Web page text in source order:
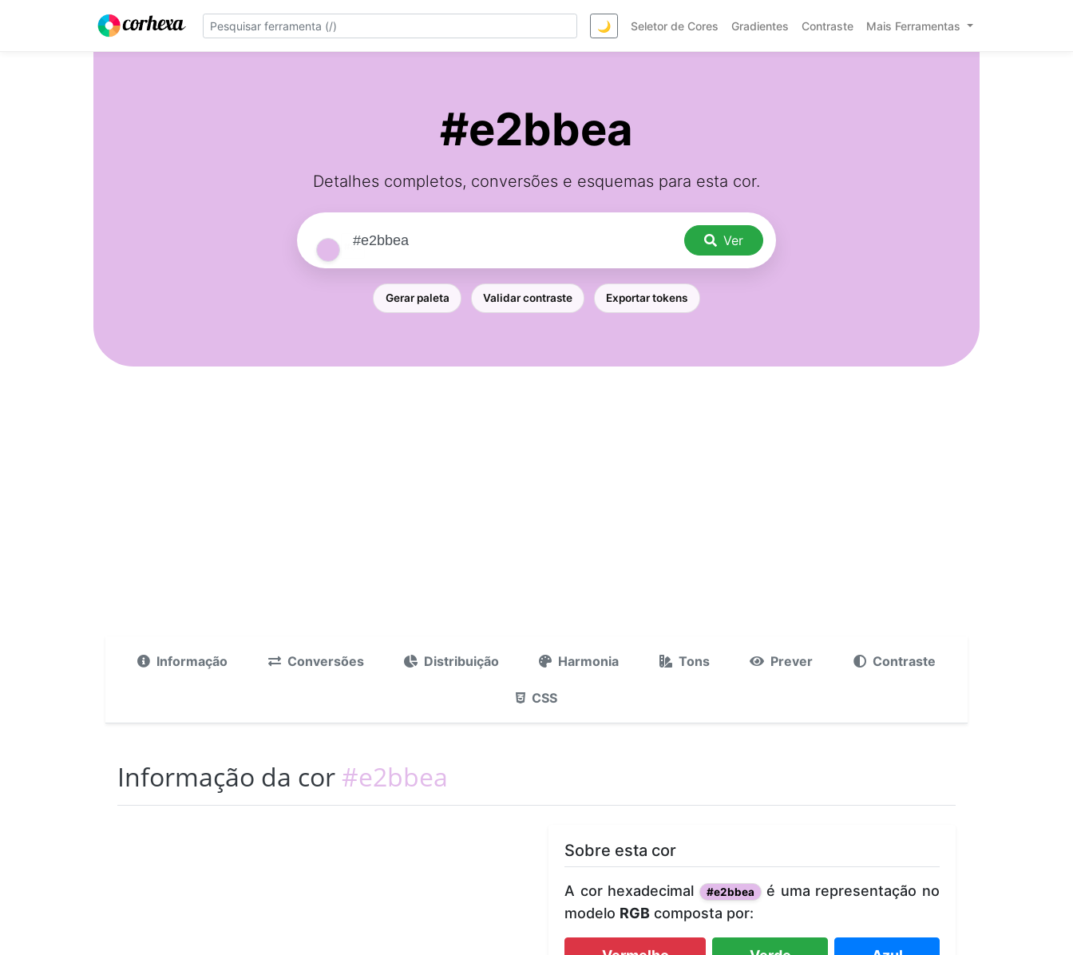
🌙 Seletor de Cores Gradientes Contraste Mais Ferramentas
#e2bbea
Detalhes completos, conversões e esquemas para esta cor.
Ver
Gerar paleta Validar contraste Exportar tokens
Informação Conversões Distribuição Harmonia Tons Prever Contraste
CSS
Informação da cor #e2bbea
Sobre esta cor
A cor hexadecimal #e2bbea
é uma representação no
modelo RGB composta por: